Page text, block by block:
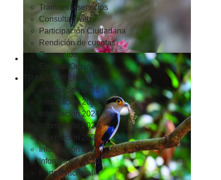
Tramites y servicios
Consultas web
Participación Ciudadana
Rendición de cuentas
Convenios
Estatuto Orgánico
TRANSPARENCIA
Informacion 2026
Informacion 2025
Informacion 2024
Información 2023
Información 2022
Información 2021
Información 2020
Portal Nacional